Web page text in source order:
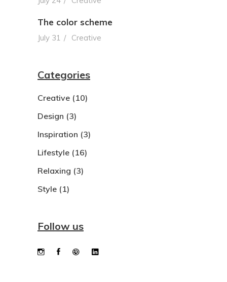
The color scheme
July 31 Creative
Categories
Creative (10)
Design (3)
Inspiration (3)
Lifestyle (16)
Relaxing (3)
Style (1)
Follow us